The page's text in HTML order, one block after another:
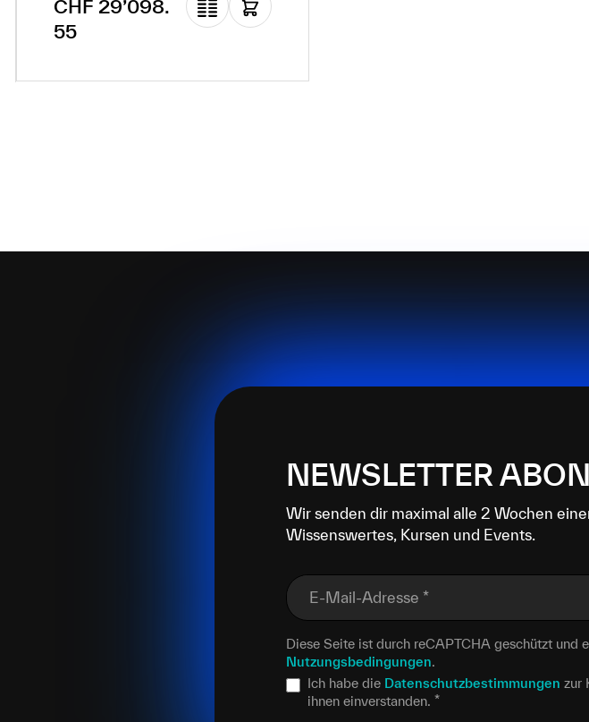
CHF 29’098.
55
NEWSLETTER
Wir senden dir maximal alle 2 Wochen
Wissenswertes, Kursen und Events.
E-Mail-Adresse *
Diese Seite ist durch reCAPTCHA geschützt und
Nutzungsbedingungen.
Ich habe die Datenschutzbestimmungen zur
ihnen einverstanden. *